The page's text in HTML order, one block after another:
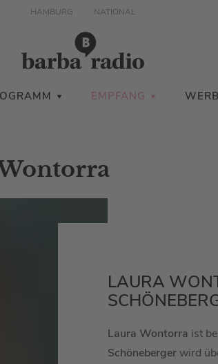
HAMBURG NATIONAL
EMPFANG
LAURA
Laura Wontorra ist
Schönebergerwird